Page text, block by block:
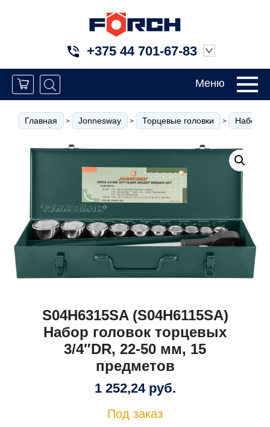
+375 44 701-67-83
Меню
Главная > Jonnesway > Торцевые головки > Наборы
S04H6315SA (S04H6115SA)
Набор головок торцевых
3/4″DR, 22-50 мм, 15
предметов
1 252,24 руб.
Под заказ